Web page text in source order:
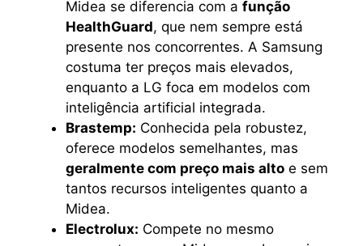
Midea se diferencia com a função
HealthGuard, que nem sempre está
presente nos concorrentes. A Samsung
costuma ter preços mais elevados,
enquanto a LG foca em modelos com
inteligência artificial integrada.
Brastemp: Conhecida pela robustez,
oferece modelos semelhantes, mas
geralmente com preço mais alto e sem
tantos recursos inteligentes quanto a
Midea.
Electrolux: Compete no mesmo